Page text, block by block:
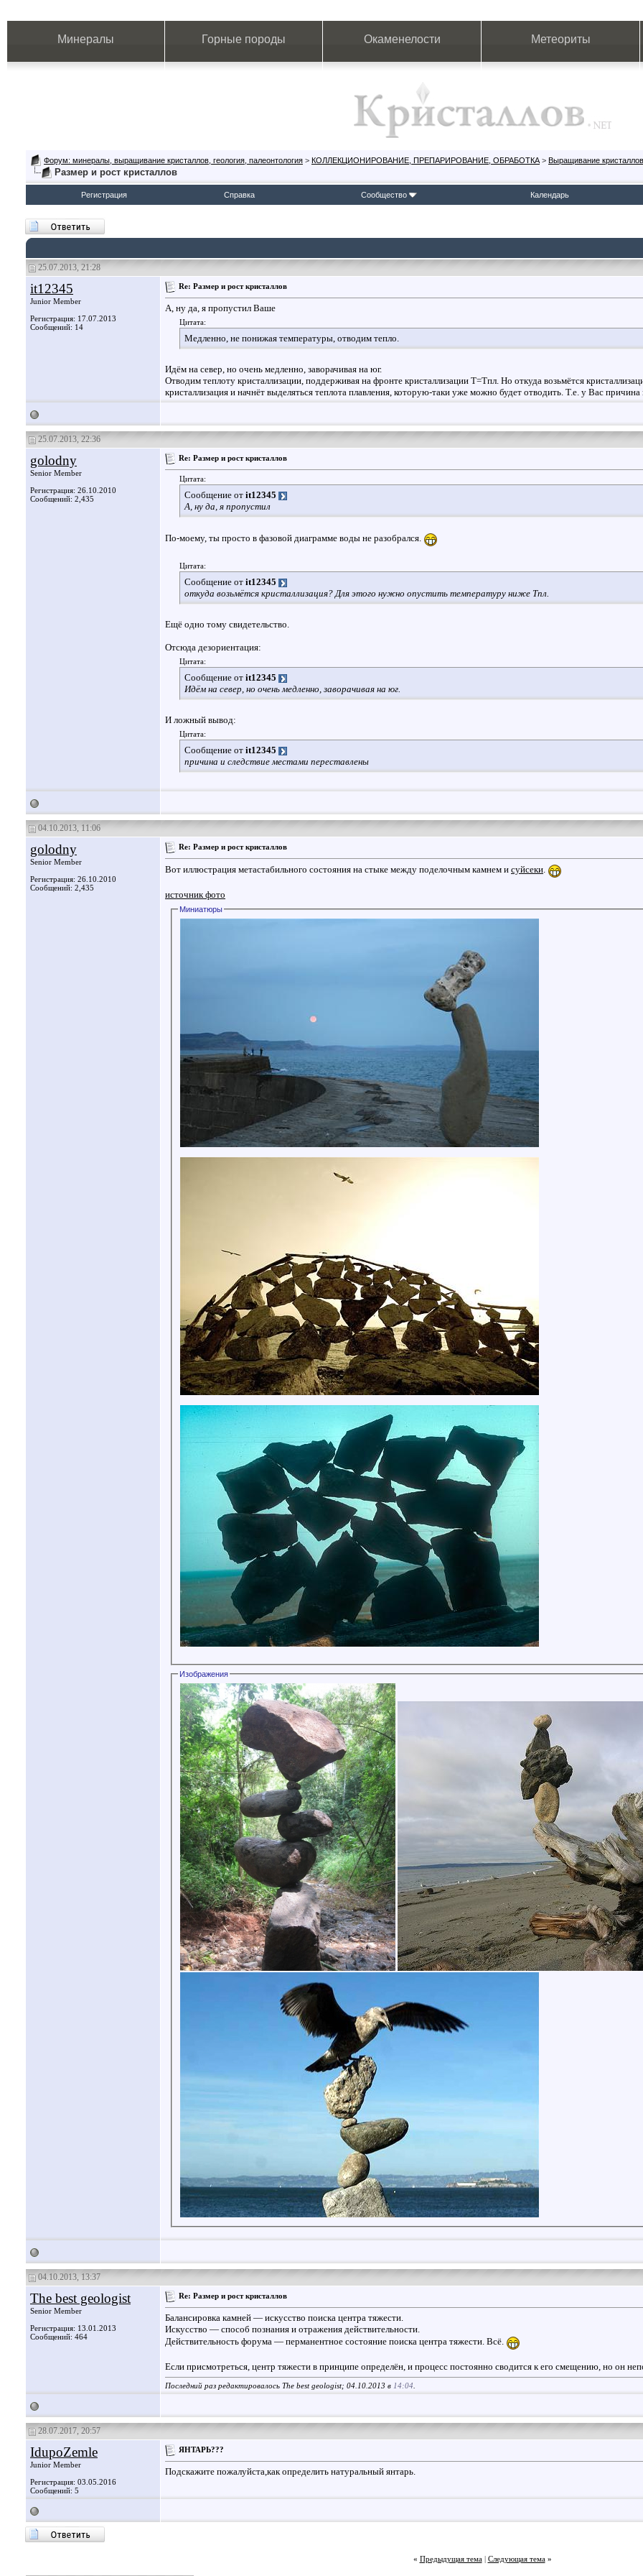
Минералы Горные породы Окаменелости Метеориты
Форум: минералы, выращивание кристаллов, геология, палеонтология > КОЛЛЕКЦИОНИРОВАНИЕ, ПРЕПАРИРОВАНИЕ, ОБРАБОТКА > Выращивание кристаллов
Размер и рост кристаллов
Регистрация Справка Сообщество Календарь
25.07.2013, 21:28
it12345
Junior Member
Регистрация: 17.07.2013
Сообщений: 14
Re: Размер и рост кристаллов
А, ну да, я пропустил Ваше
Цитата:
Медленно, не понижая температуры, отводим тепло.
Идём на север, но очень медленно, заворачивая на юг.
Отводим теплоту кристаллизации, поддерживая на фронте кристаллизации T=Tпл. Но откуда возьмётся
кристаллизация и начнёт выделяться теплота плавления, которую-таки уже можно будет отводить. Т.е. у Вас
25.07.2013, 22:36
golodny
Senior Member
Регистрация: 26.10.2010
Сообщений: 2,435
Re: Размер и рост кристаллов
Цитата:
Сообщение от it12345
А, ну да, я пропустил
По-моему, ты просто в фазовой диаграмме воды не разобрался.
Цитата:
Сообщение от it12345
откуда возьмётся кристаллизация? Для этого нужно опустить температуру ниже Tпл.
Ещё одно тому свидетельство.
Отсюда дезориентация:
Цитата:
Сообщение от it12345
Идём на север, но очень медленно, заворачивая на юг.
И ложный вывод:
Цитата:
Сообщение от it12345
причина и следствие местами переставлены
04.10.2013, 11:06
golodny
Senior Member
Регистрация: 26.10.2010
Сообщений: 2,435
Re: Размер и рост кристаллов
Вот иллюстрация метастабильного состояния на стыке между поделочным камнем и суйсеки.
источник фото
Миниатюры
Изображения
04.10.2013, 13:37
The best geologist
Senior Member
Регистрация: 13.01.2013
Сообщений: 464
Re: Размер и рост кристаллов
Балансировка камней — искусство поиска центра тяжести.
Искусство — способ познания и отражения действительности.
Действительность форума — перманентное состояние поиска центра тяжести. Всё.
Если присмотреться, центр тяжести в принципе определён, и процесс постоянно сводится к его смещению, но он
Последний раз редактировалось The best geologist; 04.10.2013 в 14:04
28.07.2017, 20:57
IdupoZemle
Junior Member
Регистрация: 03.05.2016
Сообщений: 5
ЯНТАРЬ???
Подскажите пожалуйста,как определить натуральный янтарь.
« Предыдущая тема| Следующая тема »